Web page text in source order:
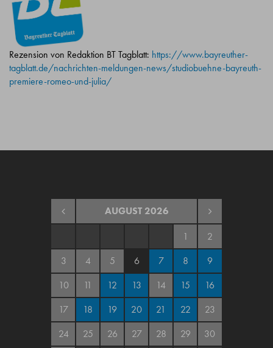
Rezension von Redaktion BT Tagblatt: https://www.bayreuther-
tagblatt.de/nachrichten-meldungen-news/studiobuehne-bayreuth-
premiere-romeo-und-julia/
AUGUST 2026
1
2
3
4 5 6 7 8
9
10
11 12 13 14 15
16
17
18 19 20 21 22
23
24
25 26 27 28 29
30